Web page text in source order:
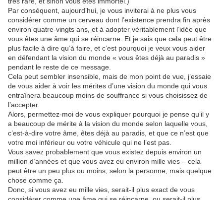
Par conséquent, aujourd’hui, je vous inviterai à ne plus vous
considérer comme un cerveau dont l’existence prendra fin après
environ quatre-vingts ans, et à adopter véritablement l’idée que
vous êtes une âme qui se réincarne. Et je sais que cela peut être
plus facile à dire qu’à faire, et c’est pourquoi je veux vous aider
en défendant la vision du monde « vous êtes déjà au paradis »
pendant le reste de ce message.
Cela peut sembler insensible, mais de mon point de vue, j’essaie
de vous aider à voir les mérites d’une vision du monde qui vous
entraînera beaucoup moins de souffrance si vous choisissez de
l’accepter.
Alors, permettez-moi de vous expliquer pourquoi je pense qu’il y
a beaucoup de mérite à la vision du monde selon laquelle vous,
c’est-à-dire votre âme, êtes déjà au paradis, et que ce n’est que
votre moi inférieur ou votre véhicule qui ne l’est pas.
Vous savez probablement que vous existez depuis environ un
million d’années et que vous avez eu environ mille vies – cela
peut être un peu plus ou moins, selon la personne, mais quelque
chose comme ça.
Donc, si vous avez eu mille vies, serait-il plus exact de vous